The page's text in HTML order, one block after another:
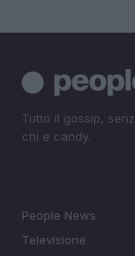
Tutto il gossip,
chi e candy.
People News
Televisione